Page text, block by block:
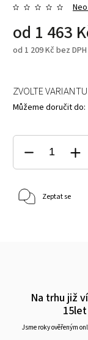
od 1 463
od 1 209 Kč bez DPH
ZVOLTE VARIANTU
Můžeme doručit do:
Zeptat se
Na trhu již
15let
Jsme roky ověřeným